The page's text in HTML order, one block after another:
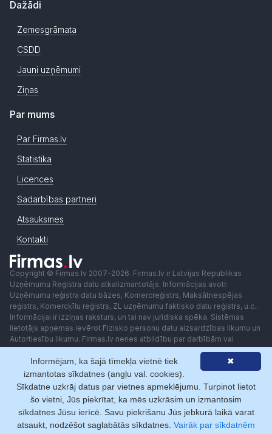
Dažādi
Zemesgrāmata
CSDD
Jauni uzņēmumi
Ziņas
Par mums
Par Firmas.lv
Statistika
Licences
Sadarbības partneri
Atsauksmes
Kontakti
Copyright © Firmas.lv 2007-2026. Firmas.lv ir Latvijas Republikas
Uzņēmumu Reģistra datu atkalizmantotājs. Informācijas avoti:
Uzņēmumu reģistra datu bāzes, Komercreģistrs, Maksātnespējas
reģistrs, Komercķīlu reģistrs, ZL uzņēmumu faktisko datu reģistrs, u.c..
Informācijai ir izziņas raksturs, un tai nav juridiska spēka. Sistēmas
lietotājs apņemas ievērot Fizisko personu datu aizsardzības likumu un
Autortiesību likumu. Firmas.lv nenes atbildību par darbībām vai
lēmumiem, kas balstīti uz saņemto pakalpojumu. Lietotājam aizliegts
izmantot jebkādas automatizētas sistēmas vai iekārtas (robotus)
piekļuvei sistēmai bez rakstiskas saskaņošanas ar Firmas.lv. Galvenā
redaktore: Ingūna Pempere.
Lietošanas noteikumi
Privātuma politika Norēķini ar
✖
Informējam, ka šajā tīmekļa vietnē tiek
izmantotas sīkdatnes (angļu val. cookies).
Sīkdatne uzkrāj datus par vietnes apmeklējumu. Turpinot lietot
šo vietni, Jūs piekrītat, ka mēs uzkrāsim un izmantosim
sīkdatnes Jūsu ierīcē. Savu piekrišanu Jūs jebkurā laikā varat
atsaukt, nodzēšot saglabātās sīkdatnes. Vairāk par sīkdatnēm